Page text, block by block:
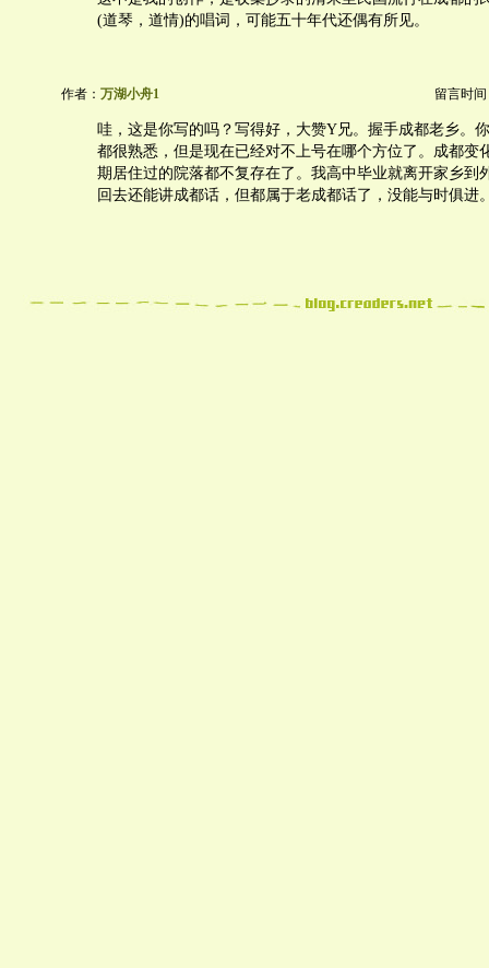
(道琴，道情)的唱词，可能五十年代还偶有所见。
作者： 万湖小舟1 留言时间
哇，这是你写的吗？写得好，大赞Y兄。握手成都老乡。
都很熟悉，但是现在已经对不上号在哪个方位了。成都变
期居住过的院落都不复存在了。我高中毕业就离开家乡到
回去还能讲成都话，但都属于老成都话了，没能与时俱进